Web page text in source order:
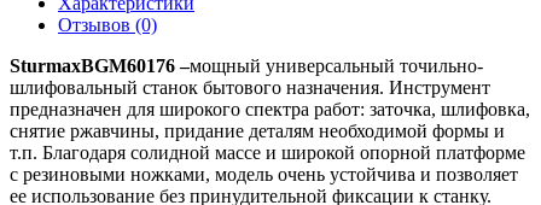
Отзывов (0)
SturmaxBGM60176 –мощный универсальный точильно-
шлифовальный станок бытового назначения. Инструмент
предназначен для широкого спектра работ: заточка, шлифовка,
снятие ржавчины, придание деталям необходимой формы и
т.п. Благодаря солидной массе и широкой опорной платформе
с резиновыми ножками, модель очень устойчива и позволяет
ее использование без принудительной фиксации к станку.